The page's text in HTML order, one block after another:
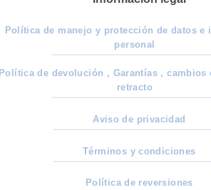
Política de manejo y protección de datos e
personal
Política de devolución , Garantías , cambios
retracto
Aviso de privacidad
Términos y condiciones
Política de reversiones